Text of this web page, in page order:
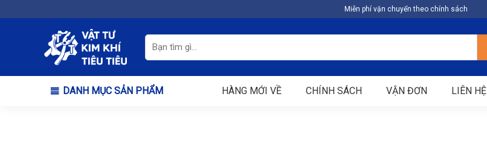
đến
Miễn phí vận chuyển theo chính sách
Tìm
kiếm:
DANH MỤC SẢN PHẨM HÀNG MỚI VỀ CHÍNH SÁCH VẬN ĐƠN LIÊN HỆ